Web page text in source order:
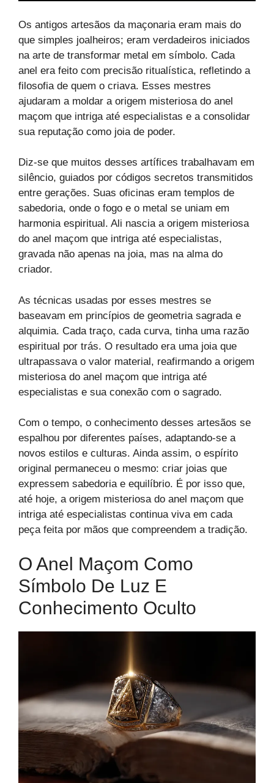
Os antigos artesãos da maçonaria eram mais do
que simples joalheiros; eram verdadeiros iniciados
na arte de transformar metal em símbolo. Cada
anel era feito com precisão ritualística, refletindo a
filosofia de quem o criava. Esses mestres
ajudaram a moldar a origem misteriosa do anel
maçom que intriga até especialistas e a consolidar
sua reputação como joia de poder.
Diz-se que muitos desses artífices trabalhavam em
silêncio, guiados por códigos secretos transmitidos
entre gerações. Suas oficinas eram templos de
sabedoria, onde o fogo e o metal se uniam em
harmonia espiritual. Ali nascia a origem misteriosa
do anel maçom que intriga até especialistas,
gravada não apenas na joia, mas na alma do
criador.
As técnicas usadas por esses mestres se
baseavam em princípios de geometria sagrada e
alquimia. Cada traço, cada curva, tinha uma razão
espiritual por trás. O resultado era uma joia que
ultrapassava o valor material, reafirmando a origem
misteriosa do anel maçom que intriga até
especialistas e sua conexão com o sagrado.
Com o tempo, o conhecimento desses artesãos se
espalhou por diferentes países, adaptando-se a
novos estilos e culturas. Ainda assim, o espírito
original permaneceu o mesmo: criar joias que
expressem sabedoria e equilíbrio. É por isso que,
até hoje, a origem misteriosa do anel maçom que
intriga até especialistas continua viva em cada
peça feita por mãos que compreendem a tradição.
O Anel Maçom Como
Símbolo De Luz E
Conhecimento Oculto